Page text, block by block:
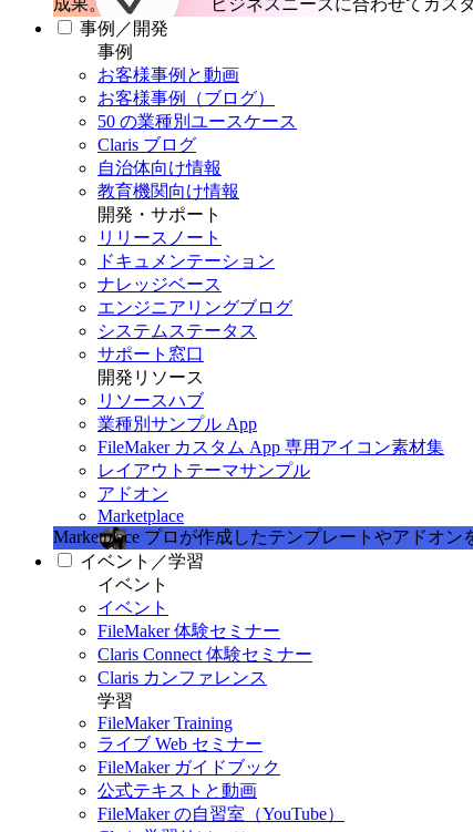
成果。 ビジネスニーズに合わせてカス
事例／開発
事例
お客様事例と動画
お客様事例（ブログ）
50 の業種別ユースケース
Claris ブログ
自治体向け情報
教育機関向け情報
開発・サポート
リリースノート
ドキュメンテーション
ナレッジベース
エンジニアリングブログ
システムステータス
サポート窓口
開発リソース
リソースハブ
業種別サンプル App
FileMaker カスタム App 専用アイコン素材集
レイアウトテーマサンプル
アドオン
Marketplace
Marketplace プロが作成したテンプレートやアドオン
イベント／学習
イベント
イベント
FileMaker 体験セミナー
Claris Connect 体験セミナー
Claris カンファレンス
学習
FileMaker Training
ライブ Web セミナー
FileMaker ガイドブック
公式テキストと動画
FileMaker の自習室（YouTube）